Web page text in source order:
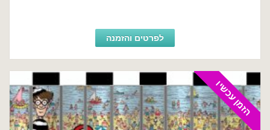
לפרטים והזמנה
הזמן עכשיו